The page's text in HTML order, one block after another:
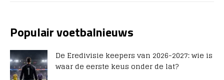
Populair voetbalnieuws
De Eredivisie keepers van 2026-2027: wie is
waar de eerste keus onder de lat?